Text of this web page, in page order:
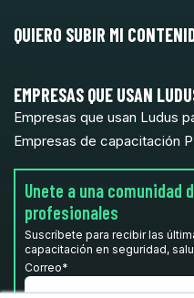
QUIERO SUBIR MI
EMPRESAS QUE USAN
Empresas que usan Ludus
Empresas de capacitación
Unete a una comunidad
profesionales
Suscríbete para recibir las
capacitación en seguridad,
Correo*